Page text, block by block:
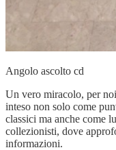
Angolo ascolto cd
Un vero miracolo, per
inteso non solo come
classici ma anche come
collezionisti, dove
informazioni.